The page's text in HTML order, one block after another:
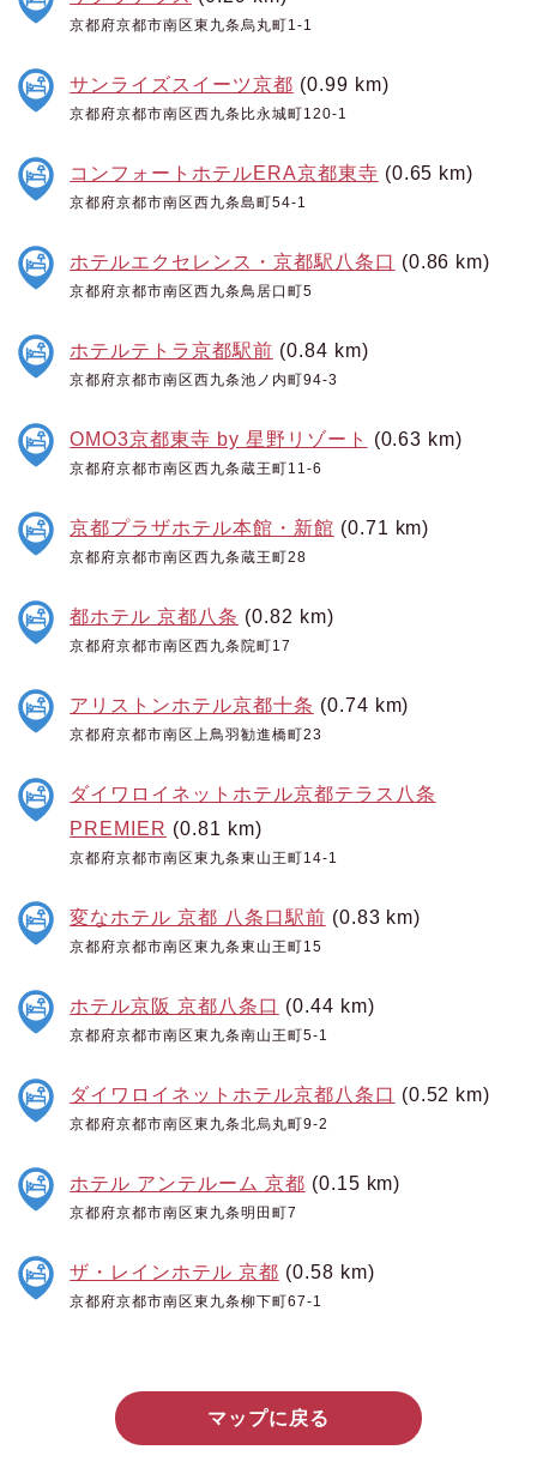
京都府京都市南区東九条烏丸町1-1
サンライズスイーツ京都 (0.99 km)
京都府京都市南区西九条比永城町120-1
コンフォートホテルERA京都東寺 (0.65 km)
京都府京都市南区西九条島町54-1
ホテルエクセレンス・京都駅八条口 (0.86 km)
京都府京都市南区西九条鳥居口町5
ホテルテトラ京都駅前 (0.84 km)
京都府京都市南区西九条池ノ内町94-3
OMO3京都東寺 by 星野リゾート (0.63 km)
京都府京都市南区西九条蔵王町11-6
京都プラザホテル本館・新館 (0.71 km)
京都府京都市南区西九条蔵王町28
都ホテル 京都八条 (0.82 km)
京都府京都市南区西九条院町17
アリストンホテル京都十条 (0.74 km)
京都府京都市南区上鳥羽勧進橋町23
ダイワロイネットホテル京都テラス八条
PREMIER (0.81 km)
京都府京都市南区東九条東山王町14-1
変なホテル 京都 八条口駅前 (0.83 km)
京都府京都市南区東九条東山王町15
ホテル京阪 京都八条口 (0.44 km)
京都府京都市南区東九条南山王町5-1
ダイワロイネットホテル京都八条口 (0.52 km)
京都府京都市南区東九条北烏丸町9-2
ホテル アンテルーム 京都 (0.15 km)
京都府京都市南区東九条明田町7
ザ・レインホテル 京都 (0.58 km)
京都府京都市南区東九条柳下町67-1
マップに戻る